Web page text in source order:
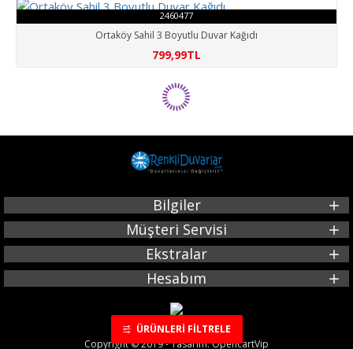
2460477
Ortaköy Sahil 3 Boyutlu Duvar Kağıdı
799,99TL
Bilgiler
Müşteri Servisi
Ekstralar
Hesabım
Copyright © 2019 - Tasarım: OpencartVip
ÜRÜNLERI FILTRELE